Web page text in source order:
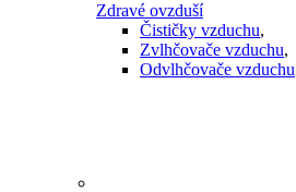
Zdravé ovzduší
Čističky vzduchu,
Zvlhčovače vzduchu,
Odvlhčovače vzduchu